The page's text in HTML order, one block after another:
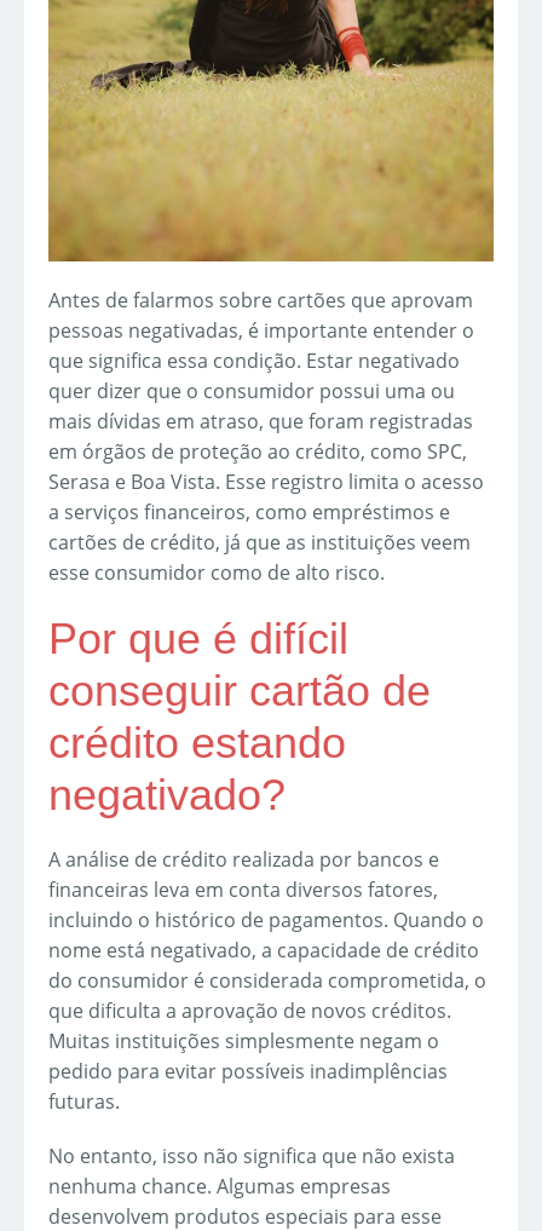
Antes de falarmos sobre cartões que aprovam
pessoas negativadas, é importante entender o
que significa essa condição. Estar negativado
quer dizer que o consumidor possui uma ou
mais dívidas em atraso, que foram registradas
em órgãos de proteção ao crédito, como SPC,
Serasa e Boa Vista. Esse registro limita o acesso
a serviços financeiros, como empréstimos e
cartões de crédito, já que as instituições veem
esse consumidor como de alto risco.
Por que é difícil
conseguir cartão de
crédito estando
negativado?
A análise de crédito realizada por bancos e
financeiras leva em conta diversos fatores,
incluindo o histórico de pagamentos. Quando o
nome está negativado, a capacidade de crédito
do consumidor é considerada comprometida, o
que dificulta a aprovação de novos créditos.
Muitas instituições simplesmente negam o
pedido para evitar possíveis inadimplências
futuras.
No entanto, isso não significa que não exista
nenhuma chance. Algumas empresas
desenvolvem produtos especiais para esse